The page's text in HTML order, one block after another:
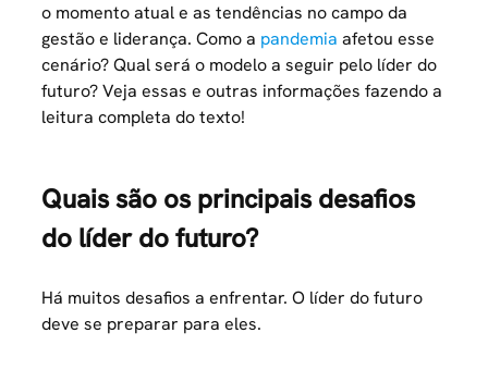
o momento atual e as tendências no campo da
gestão e liderança. Como a pandemia afetou esse
cenário? Qual será o modelo a seguir pelo líder do
futuro? Veja essas e outras informações fazendo a
leitura completa do texto!
Quais são os principais desafios
do líder do futuro?
Há muitos desafios a enfrentar. O líder do futuro
deve se preparar para eles.